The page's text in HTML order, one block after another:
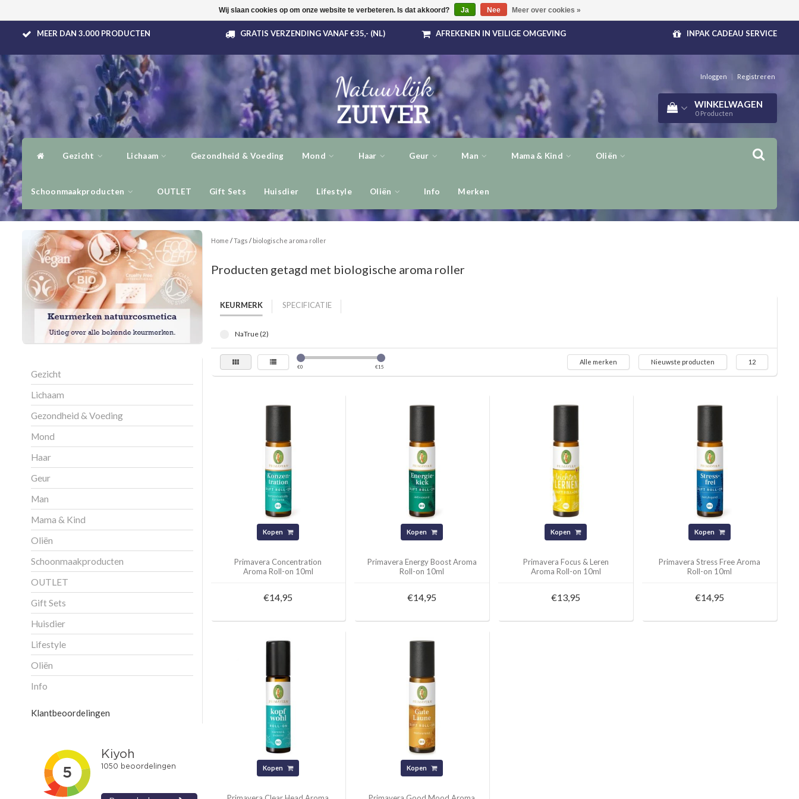
MEER DAN 3.000 PRODUCTEN GRATIS VERZENDING VANAF €35,- (NL) AFREKENEN IN VEILIGE OMGEVING INPAK CADEAU SERVICE
Inloggen | Registreren
WINKELWAGEN
0 Producten
Gezicht Lichaam Gezondheid & Voeding Mond Haar Geur Man Mama & Kind Oliën
Schoonmaakproducten OUTLET Gift Sets Huisdier Lifestyle Oliën Info Merken
Gezicht
Lichaam
Gezondheid & Voeding
Mond
Haar
Geur
Man
Mama & Kind
Oliën
Schoonmaakproducten
OUTLET
Gift Sets
Huisdier
Lifestyle
Oliën
Info
Klantbeoordelingen
Home /Tags / biologische aroma roller
Producten getagd met biologische aroma roller
KEURMERK SPECIFICATIE
NaTrue (2)
€0 €15
Alle merken Nieuwste producten 12
Kopen
Primavera Concentration
Aroma Roll-on 10ml
€14,95
Kopen
Primavera Energy Boost Aroma
Roll-on 10ml
€14,95
Kopen
Primavera Focus & Leren
Aroma Roll-on 10ml
€13,95
Kopen
Primavera Stress Free Aroma
Roll-on 10ml
€14,95
Kopen Kopen
Wij slaan cookies op om onze website te verbeteren. Is dat akkoord? Ja Nee Meer over cookies »